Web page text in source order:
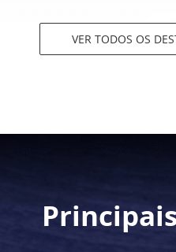
VER TODOS OS